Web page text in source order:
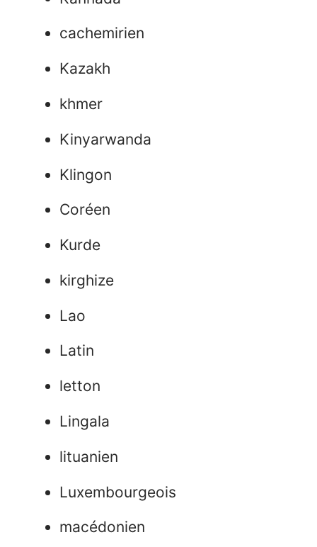
cachemirien
Kazakh
khmer
Kinyarwanda
Klingon
Coréen
Kurde
kirghize
Lao
Latin
letton
Lingala
lituanien
Luxembourgeois
macédonien